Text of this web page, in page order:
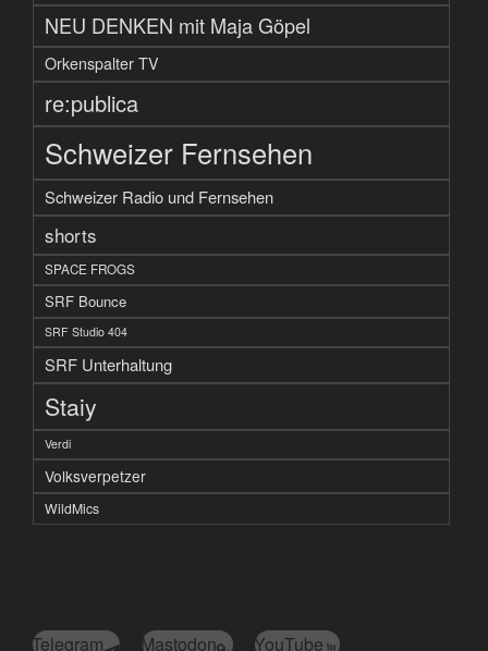
NEU DENKEN mit Maja Göpel
Orkenspalter TV
re:publica
Schweizer Fernsehen
Schweizer Radio und Fernsehen
shorts
SPACE FROGS
SRF Bounce
SRF Studio 404
SRF Unterhaltung
Staiy
Verdi
Volksverpetzer
WildMics
Telegram Mastodon YouTube